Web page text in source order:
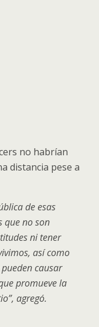
no habrían
distancia pese a
de esas
que no son
ni tener
así como
causar
promueve la
agregó.